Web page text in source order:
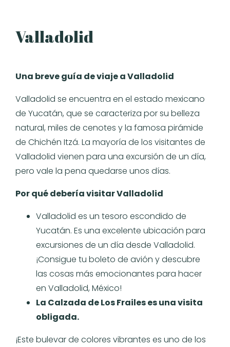
Valladolid
Una breve guía de viaje a Valladolid
Valladolid se encuentra en el estado mexicano
de Yucatán, que se caracteriza por su belleza
natural, miles de cenotes y la famosa pirámide
de Chichén Itzá. La mayoría de los visitantes de
Valladolid vienen para una excursión de un día,
pero vale la pena quedarse unos días.
Por qué debería visitar Valladolid
Valladolid es un tesoro escondido de
Yucatán. Es una excelente ubicación para
excursiones de un día desde Valladolid.
¡Consigue tu boleto de avión y descubre
las cosas más emocionantes para hacer
en Valladolid, México!
La Calzada de Los Frailes es una visita
obligada.
¡Este bulevar de colores vibrantes es uno de los